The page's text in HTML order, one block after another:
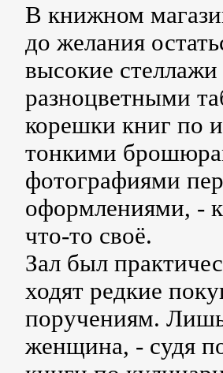
В книжном
до желания
высокие
разноцветными
корешки книг по
тонкими
фотографиями
оформлениями, -
что-то своё.
Зал был
ходят редкие
поручениям. Лишь
женщина, - судя